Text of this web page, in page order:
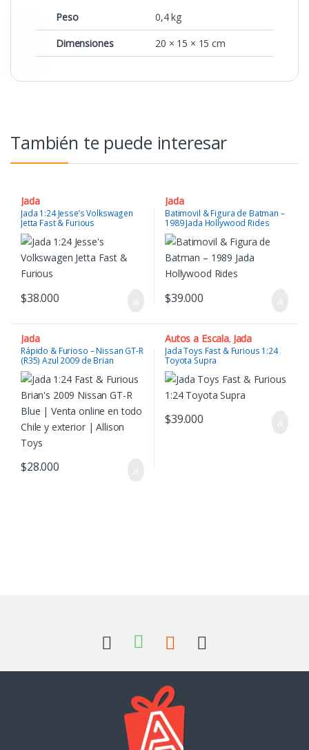
Peso
0,4 kg
Dimensiones
20 × 15 × 15 cm
También te puede interesar
Jada
Jada 1:24 Jesse’s Volkswagen
Jetta Fast & Furious
$38.000
Jada
Batimovil & Figura de Batman –
1989 Jada Hollywood Rides
$39.000
Jada
Rápido & Furioso – Nissan GT-R
(R35) Azul 2009 de Brian
$28.000
Autos a Escala, Jada
Jada Toys Fast & Furious 1:24
Toyota Supra
$39.000